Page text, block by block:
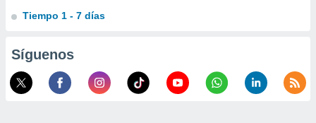
Tiempo 1 - 7 días
Síguenos